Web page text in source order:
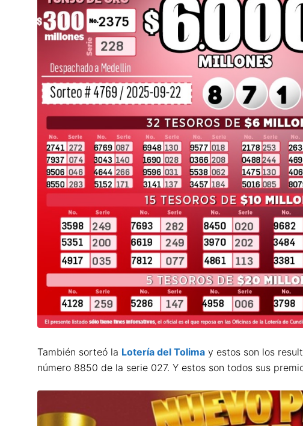
También sorteó la Lotería del Tolima y estos son los
número 8850 de la serie 027. Y estos son todos sus